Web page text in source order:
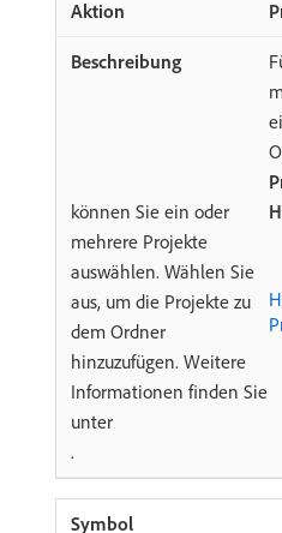
können Sie ein oder
mehrere Projekte
auswählen. Wählen Sie
aus, um die Projekte zu
dem Ordner
hinzuzufügen. Weitere
Informationen finden Sie
unter
.